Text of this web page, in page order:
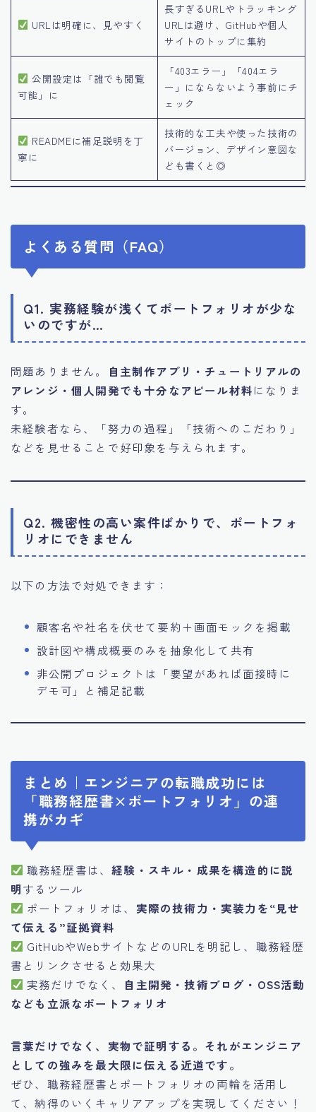
URLは明確に、見やすく
長すぎるURLやトラッキング
URLは避け、GitHubや個人
サイトのトップに集約
公開設定は「誰でも閲覧
可能」に
「403エラー」「404エラ
ー」にならないよう事前にチ
ェック
READMEに補足説明を丁
寧に
技術的な工夫や使った技術の
バージョン、デザイン意図な
ども書くと◎
よくある質問（FAQ）
Q1. 実務経験が浅くてポートフォリオが少な
いのですが…
問題ありません。
自主制作アプリ・チュートリアルの
アレンジ・個人開発でも十分なアピール材料になりま
す。
未経験者なら、「努力の過程」「技術へのこだわり」
などを見せることで好印象を与えられます。
Q2. 機密性の高い案件ばかりで、ポートフォ
リオにできません
以下の方法で対処できます：
顧客名や社名を伏せて要約＋画面モックを掲載
設計図や構成概要のみを抽象化して共有
非公開プロジェクトは「要望があれば面接時に
デモ可」と補足記載
まとめ｜エンジニアの転職成功には
「職務経歴書×ポートフォリオ」の連
携がカギ
職務経歴書は、経験・スキル・成果を構造的に説
明するツール
ポートフォリオは、 実際の技術力・実装力を“見せ
て伝える”証拠資料
GitHubやWebサイトなどのURLを明記し、職務経歴
書とリンクさせると効果大
実務だけでなく、
自主開発・技術ブログ・OSS活動
なども立派なポートフォリオ
言葉だけでなく、実物で証明する。それがエンジニア
としての強みを最大限に伝える近道です。
ぜひ、職務経歴書とポートフォリオの両輪を活用し
て、納得のいくキャリアアップを実現してください！